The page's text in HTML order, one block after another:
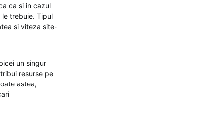
ca si in cazul
le trebuie. Tipul
si viteza site-
un singur
resurse pe
astea,